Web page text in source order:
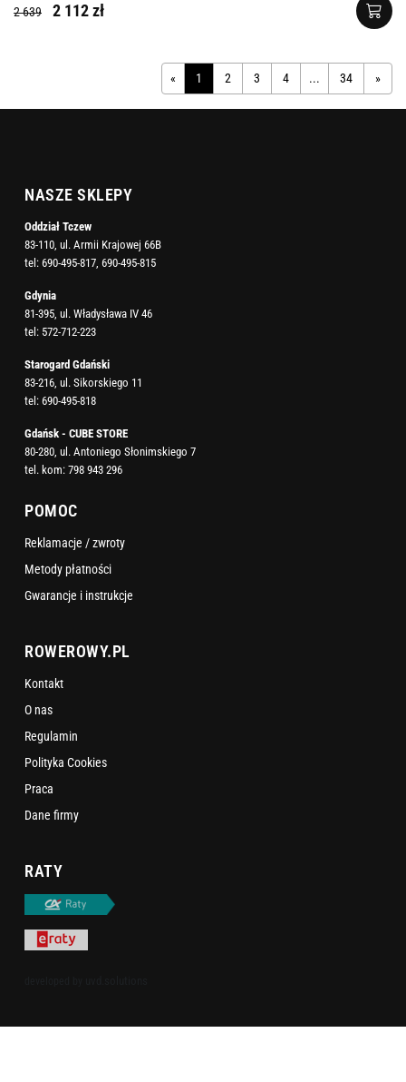
2 639 2 112 zł
« 1 2 3 4 ... 34 »
NASZE SKLEPY
Oddział Tczew
83-110, ul. Armii Krajowej 66B
tel: 690-495-817 690-495-815
Gdynia
81-395, ul. Władysława IV 46
tel: 572-712-223
Starogard Gdański
83-216, ul. Sikorskiego 11
tel: 690-495-818
Gdańsk - CUBE STORE
80-280, ul. Antoniego Słonimskiego 7
tel. kom: 798 943 296
POMOC
Reklamacje / zwroty
Metody płatności
Gwarancje i instrukcje
ROWEROWY.PL
Kontakt
O nas
Regulamin
Polityka Cookies
Praca
Dane firmy
RATY